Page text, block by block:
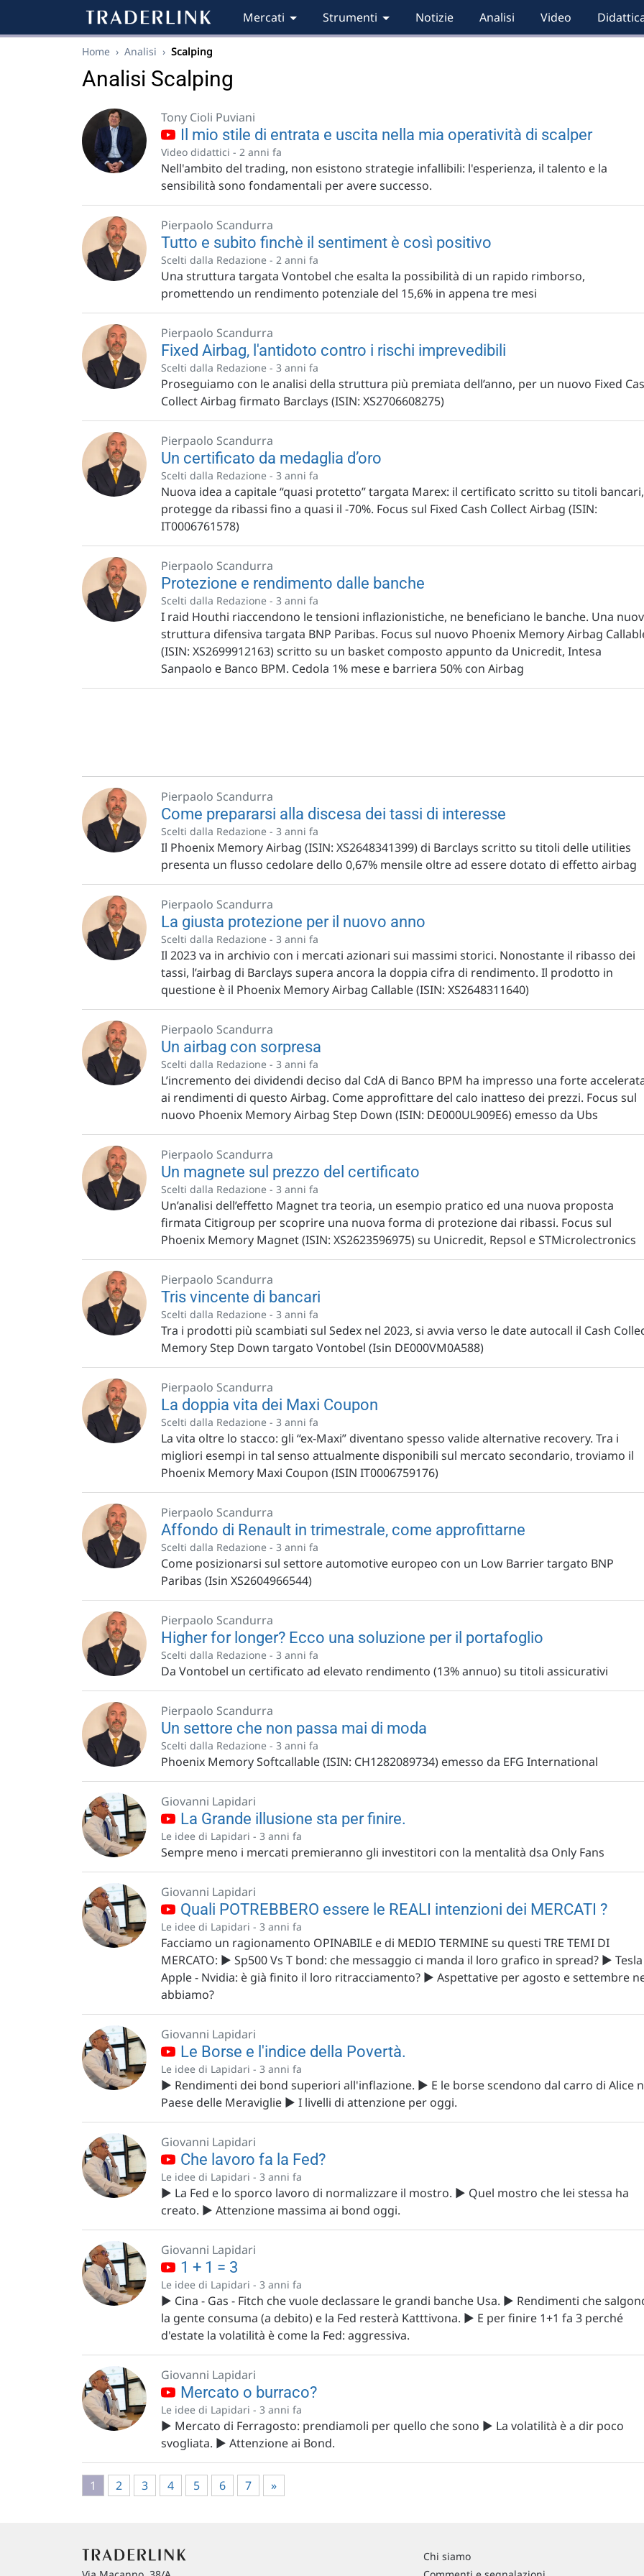
Mercati Strumenti Notizie Analisi Video
Home › Analisi › Scalping
Analisi Scalping
Tony Cioli Puviani
Il mio stile di entrata e uscita nella mia operatività di scalper
Video didattici - 2 anni fa
Nell'ambito del trading, non esistono strategie infallibili: l'esperienza, il talento e la
sensibilità sono fondamentali per avere successo.
Pierpaolo Scandurra
Tutto e subito finchè il sentiment è così positivo
Scelti dalla Redazione - 2 anni fa
Una struttura targata Vontobel che esalta la possibilità di un rapido rimborso,
promettendo un rendimento potenziale del 15,6% in appena tre mesi
Pierpaolo Scandurra
Fixed Airbag, l'antidoto contro i rischi imprevedibili
Scelti dalla Redazione - 3 anni fa
Proseguiamo con le analisi della struttura più premiata dell’anno, per un nuovo Fixed
Collect Airbag firmato Barclays (ISIN: XS2706608275)
Pierpaolo Scandurra
Un certificato da medaglia d’oro
Scelti dalla Redazione - 3 anni fa
Nuova idea a capitale “quasi protetto” targata Marex: il certificato scritto su titoli bancari,
protegge da ribassi fino a quasi il -70%. Focus sul Fixed Cash Collect Airbag (ISIN:
IT0006761578)
Pierpaolo Scandurra
Protezione e rendimento dalle banche
Scelti dalla Redazione - 3 anni fa
I raid Houthi riaccendono le tensioni inflazionistiche, ne beneficiano le banche. Una
struttura difensiva targata BNP Paribas. Focus sul nuovo Phoenix Memory Airbag
(ISIN: XS2699912163) scritto su un basket composto appunto da Unicredit, Intesa
Sanpaolo e Banco BPM. Cedola 1% mese e barriera 50% con Airbag
Pierpaolo Scandurra
Come prepararsi alla discesa dei tassi di interesse
Scelti dalla Redazione - 3 anni fa
Il Phoenix Memory Airbag (ISIN: XS2648341399) di Barclays scritto su titoli delle utilities
presenta un flusso cedolare dello 0,67% mensile oltre ad essere dotato di effetto airbag
Pierpaolo Scandurra
La giusta protezione per il nuovo anno
Scelti dalla Redazione - 3 anni fa
Il 2023 va in archivio con i mercati azionari sui massimi storici. Nonostante il ribasso dei
tassi, l’airbag di Barclays supera ancora la doppia cifra di rendimento. Il prodotto in
questione è il Phoenix Memory Airbag Callable (ISIN: XS2648311640)
Pierpaolo Scandurra
Un airbag con sorpresa
Scelti dalla Redazione - 3 anni fa
L’incremento dei dividendi deciso dal CdA di Banco BPM ha impresso una forte
ai rendimenti di questo Airbag. Come approfittare del calo inatteso dei prezzi. Focus sul
nuovo Phoenix Memory Airbag Step Down (ISIN: DE000UL909E6) emesso da Ubs
Pierpaolo Scandurra
Un magnete sul prezzo del certificato
Scelti dalla Redazione - 3 anni fa
Un’analisi dell’effetto Magnet tra teoria, un esempio pratico ed una nuova proposta
firmata Citigroup per scoprire una nuova forma di protezione dai ribassi. Focus sul
Phoenix Memory Magnet (ISIN: XS2623596975) su Unicredit, Repsol e STMicrolectronics
Pierpaolo Scandurra
Tris vincente di bancari
Scelti dalla Redazione - 3 anni fa
Tra i prodotti più scambiati sul Sedex nel 2023, si avvia verso le date autocall il Cash
Memory Step Down targato Vontobel (Isin DE000VM0A588)
Pierpaolo Scandurra
La doppia vita dei Maxi Coupon
Scelti dalla Redazione - 3 anni fa
La vita oltre lo stacco: gli “ex-Maxi” diventano spesso valide alternative recovery. Tra i
migliori esempi in tal senso attualmente disponibili sul mercato secondario, troviamo il
Phoenix Memory Maxi Coupon (ISIN IT0006759176)
Pierpaolo Scandurra
Affondo di Renault in trimestrale, come approfittarne
Scelti dalla Redazione - 3 anni fa
Come posizionarsi sul settore automotive europeo con un Low Barrier targato BNP
Paribas (Isin XS2604966544)
Pierpaolo Scandurra
Higher for longer? Ecco una soluzione per il portafoglio
Scelti dalla Redazione - 3 anni fa
Da Vontobel un certificato ad elevato rendimento (13% annuo) su titoli assicurativi
Pierpaolo Scandurra
Un settore che non passa mai di moda
Scelti dalla Redazione - 3 anni fa
Phoenix Memory Softcallable (ISIN: CH1282089734) emesso da EFG International
Giovanni Lapidari
La Grande illusione sta per finire.
Le idee di Lapidari - 3 anni fa
Sempre meno i mercati premieranno gli investitori con la mentalità dsa Only Fans
Giovanni Lapidari
Quali POTREBBERO essere le REALI intenzioni dei MERCATI ?
Le idee di Lapidari - 3 anni fa
Facciamo un ragionamento OPINABILE e di MEDIO TERMINE su questi TRE TEMI DI
MERCATO: ▶️ Sp500 Vs T bond: che messaggio ci manda il loro grafico in spread? ▶️
Apple - Nvidia: è già finito il loro ritracciamento? ▶️ Aspettative per agosto e settembre
abbiamo?
Giovanni Lapidari
Le Borse e l'indice della Povertà.
Le idee di Lapidari - 3 anni fa
▶️ Rendimenti dei bond superiori all'inflazione. ▶️ E le borse scendono dal carro di Alice
Paese delle Meraviglie ▶️ I livelli di attenzione per oggi.
Giovanni Lapidari
Che lavoro fa la Fed?
Le idee di Lapidari - 3 anni fa
▶️ La Fed e lo sporco lavoro di normalizzare il mostro. ▶️ Quel mostro che lei stessa ha
creato. ▶️ Attenzione massima ai bond oggi.
Giovanni Lapidari
1 + 1 = 3
Le idee di Lapidari - 3 anni fa
▶️ Cina - Gas - Fitch che vuole declassare le grandi banche Usa. ▶️ Rendimenti che
la gente consuma (a debito) e la Fed resterà Katttivona. ▶️ E per finire 1+1 fa 3 perché
d'estate la volatilità è come la Fed: aggressiva.
Giovanni Lapidari
Mercato o burraco?
Le idee di Lapidari - 3 anni fa
▶️ Mercato di Ferragosto: prendiamoli per quello che sono ▶️ La volatilità è a dir poco
svogliata. ▶️ Attenzione ai Bond.
1 2 3 4 5 6 7 »
Chi siamo